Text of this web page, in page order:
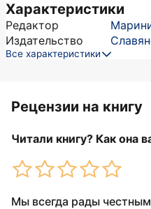
Характеристики
Редактор
Издательство
Все характеристики
Рецензии на книгу
Читали книгу? Как она
Мы всегда рады